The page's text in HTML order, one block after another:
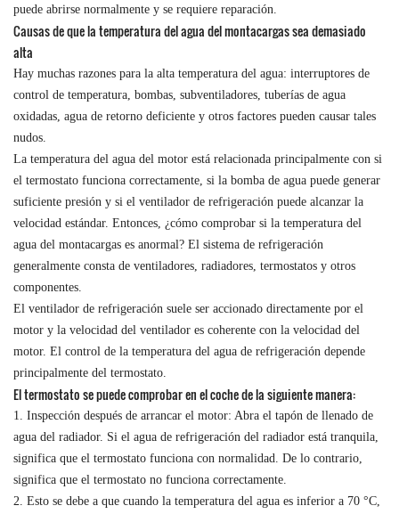
puede abrirse normalmente y se requiere reparación.
Causas de que la temperatura del agua del montacargas sea demasiado
alta
Hay muchas razones para la alta temperatura del agua: interruptores de
control de temperatura, bombas, subventiladores, tuberías de agua
oxidadas, agua de retorno deficiente y otros factores pueden causar tales
nudos.
La temperatura del agua del motor está relacionada principalmente con si
el termostato funciona correctamente, si la bomba de agua puede generar
suficiente presión y si el ventilador de refrigeración puede alcanzar la
velocidad estándar. Entonces, ¿cómo comprobar si la temperatura del
agua del montacargas es anormal? El sistema de refrigeración
generalmente consta de ventiladores, radiadores, termostatos y otros
componentes.
El ventilador de refrigeración suele ser accionado directamente por el
motor y la velocidad del ventilador es coherente con la velocidad del
motor. El control de la temperatura del agua de refrigeración depende
principalmente del termostato.
El termostato se puede comprobar en el coche de la siguiente manera:
1. Inspección después de arrancar el motor: Abra el tapón de llenado de
agua del radiador. Si el agua de refrigeración del radiador está tranquila,
significa que el termostato funciona con normalidad. De lo contrario,
significa que el termostato no funciona correctamente.
2. Esto se debe a que cuando la temperatura del agua es inferior a 70 °C,